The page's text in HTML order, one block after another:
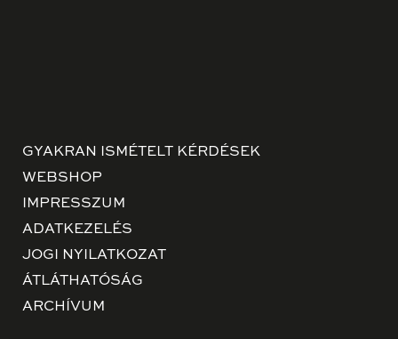
GYAKRAN ISMÉTELT KÉRDÉSEK
WEBSHOP
IMPRESSZUM
ADATKEZELÉS
JOGI NYILATKOZAT
ÁTLÁTHATÓSÁG
ARCHÍVUM